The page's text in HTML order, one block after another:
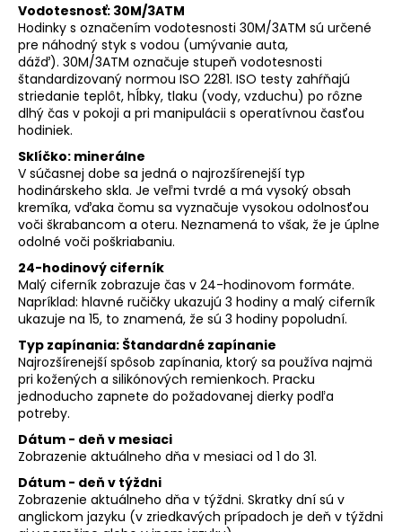
Vodotesnosť: 30M/3ATM
Hodinky s označením vodotesnosti 30M/3ATM sú určené
pre náhodný styk s vodou (umývanie auta,
dážď). 30M/3ATM označuje stupeň vodotesnosti
štandardizovaný normou ISO 2281. ISO testy zahŕňajú
striedanie teplôt, hĺbky, tlaku (vody, vzduchu) po rôzne
dlhý čas v pokoji a pri manipulácii s operatívnou časťou
hodiniek.
Sklíčko: minerálne
V súčasnej dobe sa jedná o najrozšírenejší typ
hodinárskeho skla. Je veľmi tvrdé a má vysoký obsah
kremíka, vďaka čomu sa vyznačuje vysokou odolnosťou
voči škrabancom a oteru. Neznamená to však, že je úplne
odolné voči poškriabaniu.
24-hodinový ciferník
Malý ciferník zobrazuje čas v 24-hodinovom formáte.
Napríklad: hlavné ručičky ukazujú 3 hodiny a malý ciferník
ukazuje na 15, to znamená, že sú 3 hodiny popoludní.
Typ zapínania: Štandardné zapínanie
Najrozšírenejší spôsob zapínania, ktorý sa používa najmä
pri kožených a silikónových remienkoch. Pracku
jednoducho zapnete do požadovanej dierky podľa
potreby.
Dátum - deň v mesiaci
Zobrazenie aktuálneho dňa v mesiaci od 1 do 31.
Dátum - deň v týždni
Zobrazenie aktuálneho dňa v týždni. Skratky dní sú v
anglickom jazyku (v zriedkavých prípadoch je deň v týždni